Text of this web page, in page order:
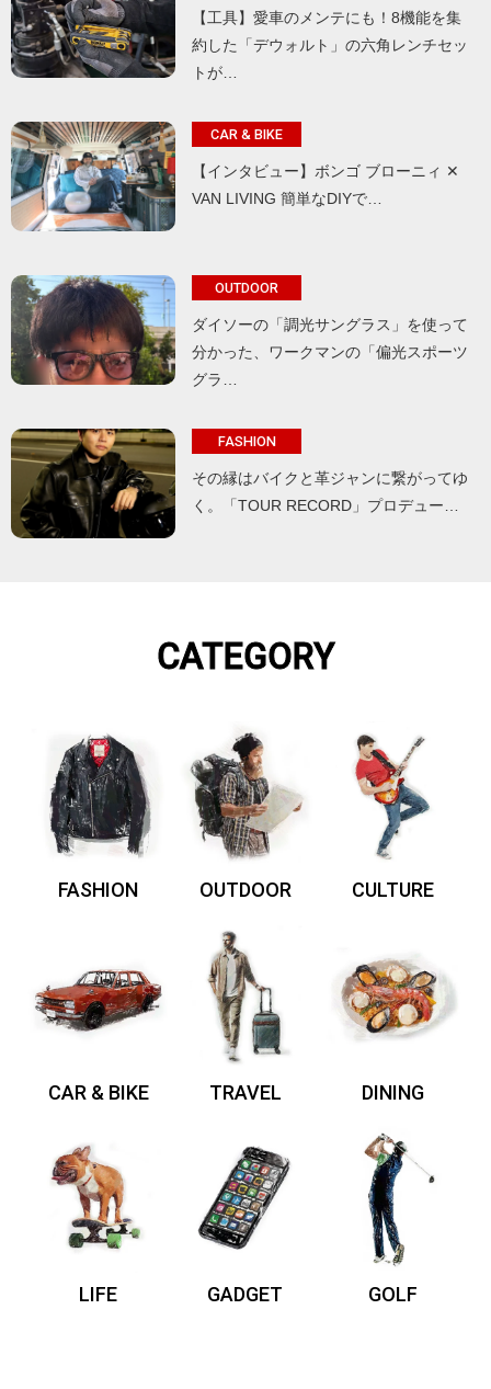
【工具】愛車のメンテにも！8機能を集
約した「デウォルト」の六角レンチセッ
トが…
CAR & BIKE
【インタビュー】ボンゴ ブローニィ ✕
VAN LIVING 簡単なDIYで…
OUTDOOR
ダイソーの「調光サングラス」を使って
分かった、ワークマンの「偏光スポーツ
グラ…
FASHION
その縁はバイクと革ジャンに繋がってゆ
く。「TOUR RECORD」プロデュー…
CATEGORY
FASHION OUTDOOR CULTURE
CAR & BIKE TRAVEL DINING
LIFE GADGET GOLF